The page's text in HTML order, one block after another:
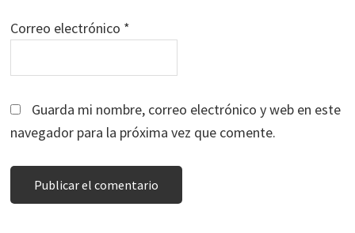
Correo electrónico *
Guarda mi nombre, correo electrónico y web en este
navegador para la próxima vez que comente.